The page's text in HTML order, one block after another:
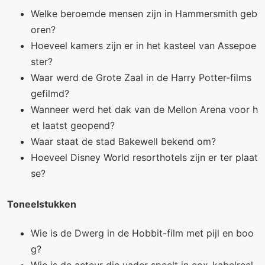
Welke beroemde mensen zijn in Hammersmith geb
oren?
Hoeveel kamers zijn er in het kasteel van Assepoe
ster?
Waar werd de Grote Zaal in de Harry Potter-films
gefilmd?
Wanneer werd het dak van de Mellon Arena voor h
et laatst geopend?
Waar staat de stad Bakewell bekend om?
Hoeveel Disney World resorthotels zijn er ter plaat
se?
Toneelstukken
Wie is de Dwerg in de Hobbit-film met pijl en boo
g?